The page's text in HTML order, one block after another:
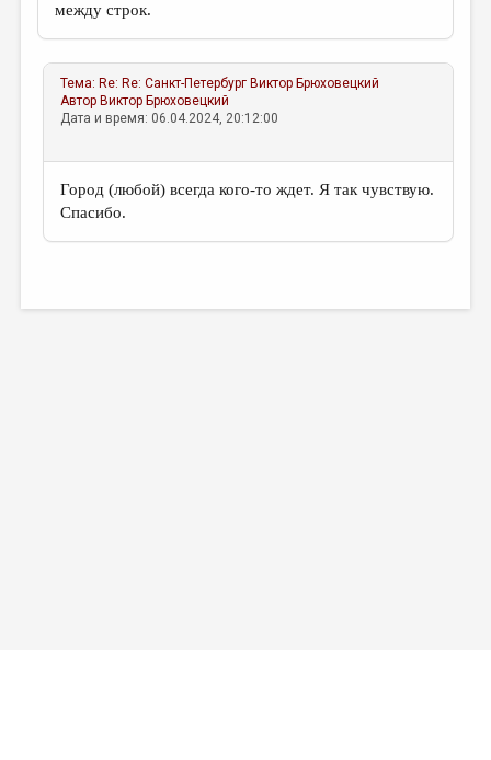
между строк.
Тема: Re: Re: Санкт-Петербург Виктор Брюховецкий
Автор Виктор Брюховецкий
Дата и время: 06.04.2024, 20:12:00
Город (любой) всегда кого-то ждет. Я так чувствую.
Спасибо.